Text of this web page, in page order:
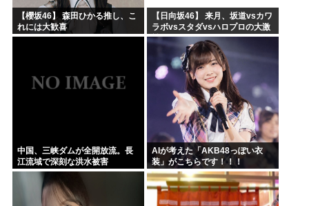
【櫻坂46】 森田ひかる推し、こ
れには大歓喜
【日向坂46】 来月、坂道vsカワ
ラボvsスタダvsハロプロの大激
戦
中国、三峡ダムが全開放流。長
江流域で深刻な洪水被害
AIが考えた「AKB48っぽい衣
装」がこちらです！！！